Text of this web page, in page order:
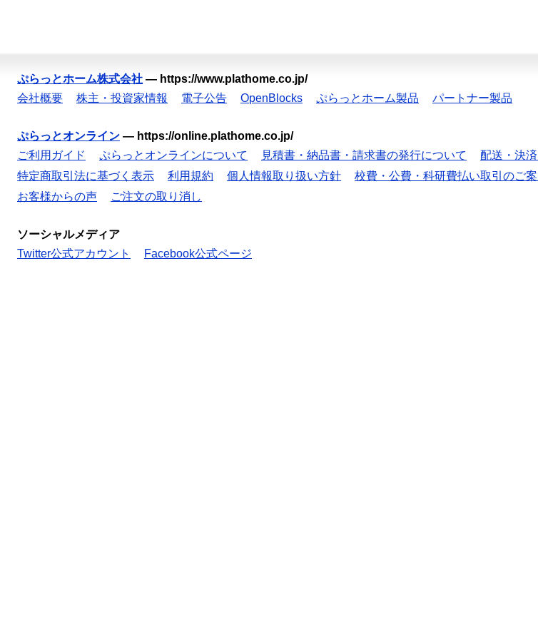
ぷらっとホーム株式会社 — https://www.plathome.co.jp/
会社概要
株主・投資家情報 電子公告 OpenBlocks ぷらっとホーム製品 パートナー製品
ぷらっとオンライン — https://online.plathome.co.jp/
ご利用ガイド
ぷらっとオンラインについて 見積書・納品書・請求書の発行について 配送・決
特定商取引法に基づく表示
利用規約 個人情報取り扱い方針 校費・公費・科研費払い取引のご
お客様からの声
ご注文の取り消し
ソーシャルメディア
Twitter公式アカウント
Facebook公式ページ